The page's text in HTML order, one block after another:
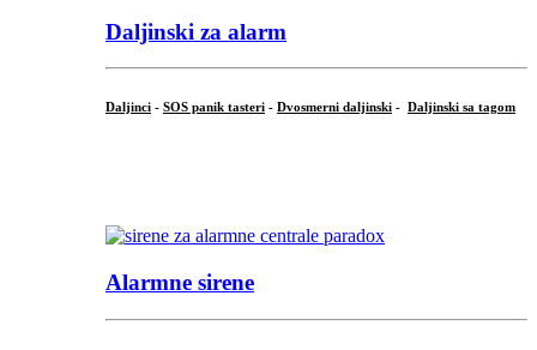
Daljinski za alarm
Daljinci - SOS panik tasteri - Dvosmerni daljinski - Daljinski sa tagom
Alarmne sirene